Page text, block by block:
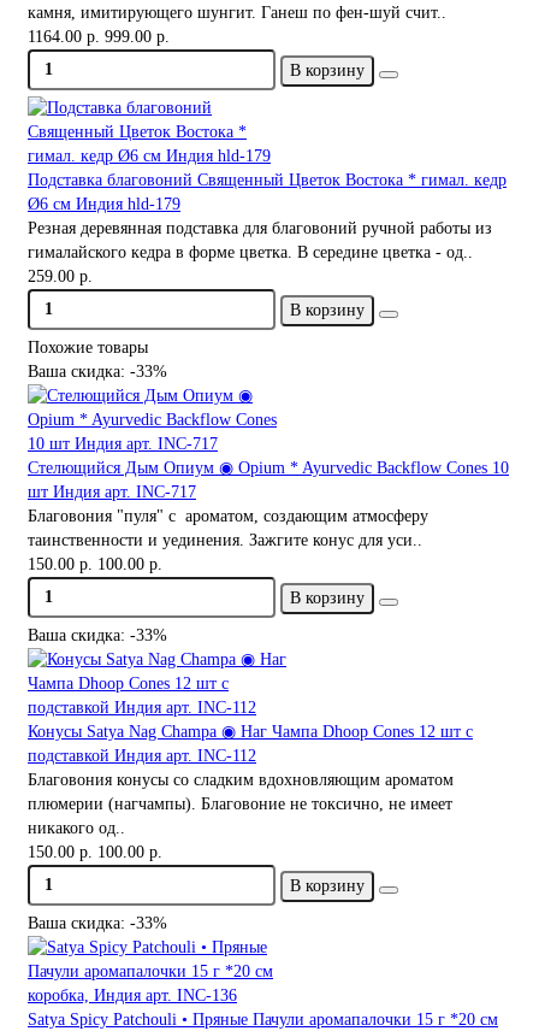
камня, имитирующего шунгит. Ганеш по фен-шуй счит..
1164.00 р. 999.00 р.
В корзину
Подставка благовоний Священный Цветок Востока * гимал. кедр
Ø6 см Индия hld-179
Резная деревянная подставка для благовоний ручной работы из
гималайского кедра в форме цветка. В середине цветка - од..
259.00 р.
В корзину
Похожие товары
Ваша скидка: -33%
Стелющийся Дым Опиум ◉ Opium * Ayurvedic Backflow Cones 10
шт Индия арт. INC-717
Благовония "пуля" с ароматом, создающим атмосферу
таинственности и уединения. Зажгите конус для уси..
150.00 р. 100.00 р.
В корзину
Ваша скидка: -33%
Конусы Satya Nag Champa ◉ Наг Чампа Dhoop Cones 12 шт с
подставкой Индия арт. INC-112
Благовония конусы со сладким вдохновляющим ароматом
плюмерии (нагчампы). Благовоние не токсично, не имеет
никакого од..
150.00 р. 100.00 р.
В корзину
Ваша скидка: -33%
Satya Spicy Patchouli • Пряные Пачули аромапалочки 15 г *20 см